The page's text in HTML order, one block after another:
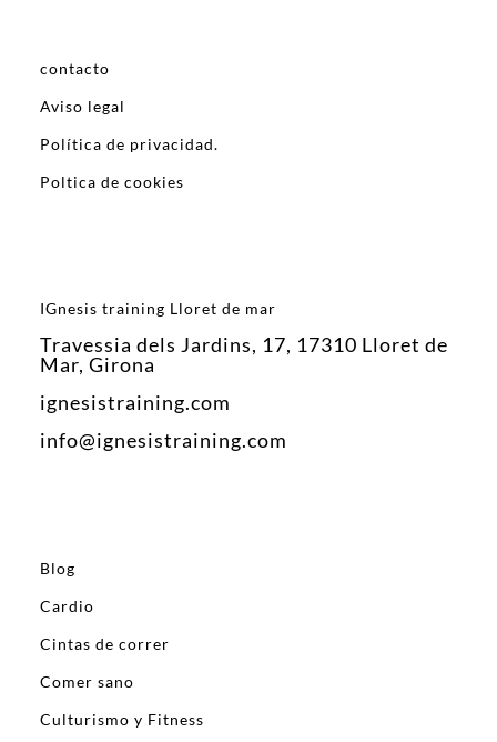
contacto
Aviso legal
Política de privacidad.
Poltica de cookies
IGnesis training Lloret de mar
Travessia dels Jardins, 17, 17310 Lloret de
Mar, Girona
ignesistraining.com
info@ignesistraining.com
Blog
Cardio
Cintas de correr
Comer sano
Culturismo y Fitness